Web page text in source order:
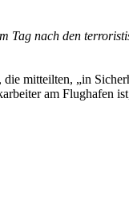
nach den
mitteilten, „in
am Flughafen